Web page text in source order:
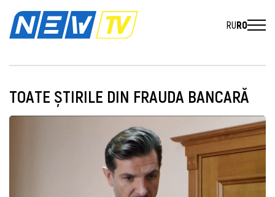
RURO
TOATE ȘTIRILE DIN FRAUDA BANCARĂ